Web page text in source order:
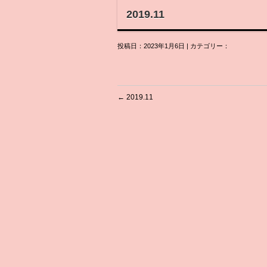
2019.11
投稿日：2023年1月6日 | カテゴリー：
← 2019.11